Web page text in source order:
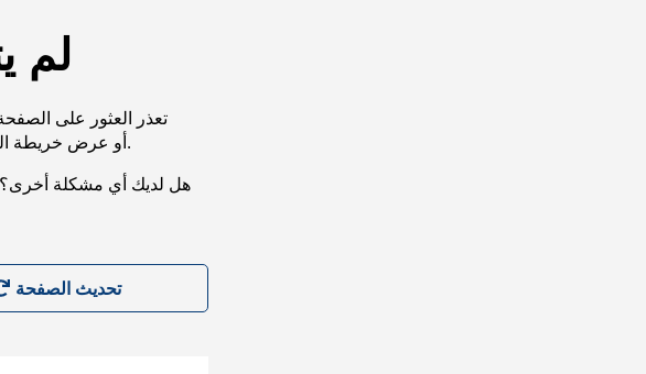
لم
تعذر العثور على
URL، أو عرض خريطة الموقع الخاصة بنا لمساعدتك في العثور على ما تريد.
هل لديك أي مشكلة أخرى؟